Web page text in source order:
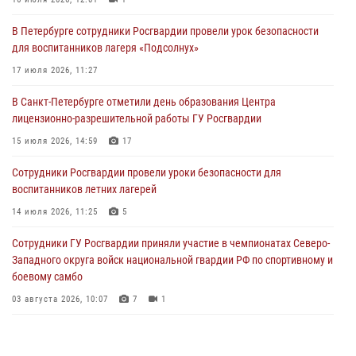
06 августа 2026, 11:36
Сотрудники и военнослужащие Росгвардии обеспечили
правопорядок при проведении матча "Зенит" - "Балтика"
06 августа 2026, 07:30
В Выборгском районе наряд Росгвардии обнаружил
разыскиваемый преступный автотранспорт
05 августа 2026, 12:25 2
Петербургские росгвардейцы обнаружили объявленный в розыск
автомобиль, ранее использовавшийся при совершении кражи в
Ленобласти
В Петербурге сотрудники Росгвардии провели урок безопасности
для воспитанников лагеря «Подсолнух»
17 июля 2026, 11:27
В Санкт-Петербурге отметили день образования Центра
лицензионно-разрешительной работы ГУ Росгвардии
15 июля 2026, 14:59 17
Сотрудники Росгвардии провели уроки безопасности для
воспитанников летних лагерей
14 июля 2026, 11:25 5
Сотрудники ГУ Росгвардии приняли участие в чемпионатах Северо-
Западного округа войск национальной гвардии РФ по спортивному и
боевому самбо
03 августа 2026, 10:07 7 1